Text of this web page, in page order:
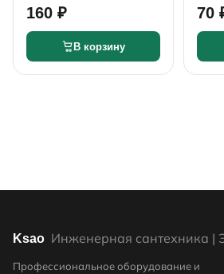
160 ₽
В корзину
70
Ksao Инженерная сантехника |
Профессиональное оборудование и